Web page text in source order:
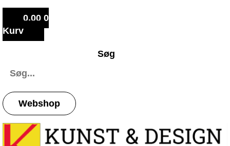
0,00 0
Kurv
Søg
Webshop